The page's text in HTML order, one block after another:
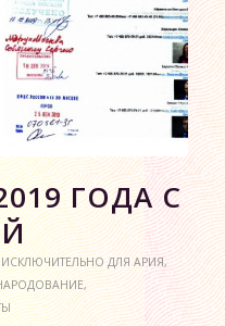
ГОДА С
ИСКЛЮЧИТЕЛЬНО ДЛЯ АРИЯ,
,